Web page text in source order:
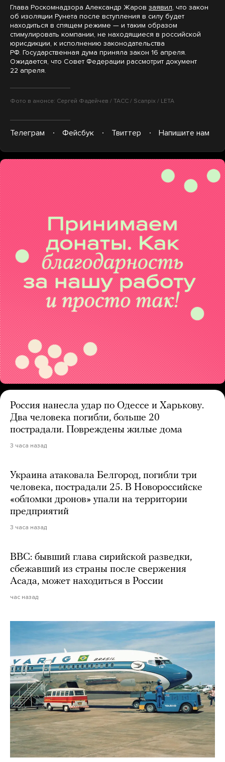
Глава Роскомнадзора Александр Жаров заявил, что закон
об изоляции Рунета после вступления в силу будет
находиться в спящем режиме — и таким образом
стимулировать компании, не находящиеся в российской
юрисдикции, к исполнению законодательства
РФ. Государственная дума приняла закон 16 апреля.
Ожидается, что Совет Федерации рассмотрит документ
22 апреля.
Фото в анонсе: Сергей Фадейчев / ТАСС / Scanpix / LETA
Телеграм Фейсбук Твиттер Напишите нам
Россия нанесла удар по Одессе и Харькову.
Два человека погибли, больше 20
пострадали. Повреждены жилые дома
3 часа назад
Украина атаковала Белгород, погибли три
человека, пострадали 25. В Новороссийске
«обломки дронов» упали на территории
предприятий
3 часа назад
BBC: бывший глава сирийской разведки,
сбежавший из страны после свержения
Асада, может находиться в России
час назад